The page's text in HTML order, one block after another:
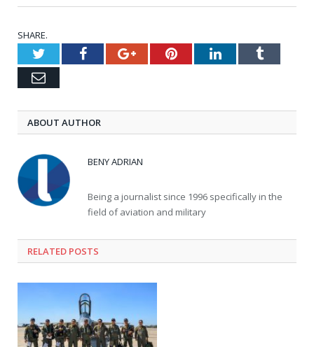
SHARE.
TwitterFacebookGoogle+PinterestLinkedInTumblr
Email
ABOUT AUTHOR
BENY ADRIAN
Being a journalist since 1996 specifically in the
field of aviation and military
RELATED POSTS